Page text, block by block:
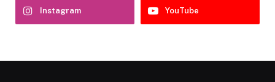
Instagram YouTube